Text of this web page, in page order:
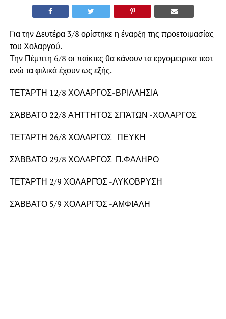
Για την Δευτέρα 3/8 ορίστηκε η έναρξη της προετοιμασίας
του Χολαργού.
Την Πέμπτη 6/8 οι παίκτες θα κάνουν τα εργομετρικα τεστ
ενώ τα φιλικά έχουν ως εξής.
ΤΕΤΆΡΤΗ 12/8 ΧΟΛΑΡΓΟΣ-ΒΡΙΛΛΗΣΙΑ
ΣΆΒΒΑΤΟ 22/8 ΑΉΤΤΗΤΟΣ ΣΠΆΤΩΝ -ΧΟΛΑΡΓΟΣ
ΤΕΤΆΡΤΗ 26/8 ΧΟΛΑΡΓΌΣ -ΠΕΥΚΗ
ΣΆΒΒΑΤΟ 29/8 ΧΟΛΑΡΓΟΣ-Π.ΦΑΛΗΡΟ
ΤΕΤΆΡΤΗ 2/9 ΧΟΛΑΡΓΌΣ -ΛΥΚΟΒΡΥΣΗ
ΣΆΒΒΑΤΟ 5/9 ΧΟΛΑΡΓΌΣ -ΑΜΦΙΑΛΗ